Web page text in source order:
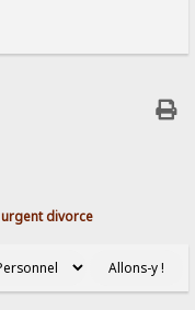
urgent divorce